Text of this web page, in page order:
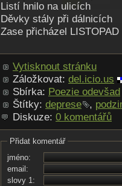
Listí hnilo na ulicích
Děvky stály při dálnicích
Zase přicházel LISTOPAD
Vytisknout stránku
Záložkovat: del.icio.us
Sbírka: Poezie odevšad
Štítky: deprese ,
Diskuze: 0 komentářů
Přidat komentář
jméno:
email:
slovy 1: